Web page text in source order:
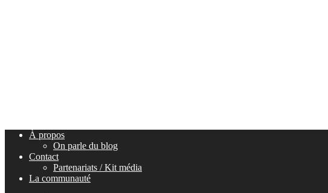
À propos
On parle du blog
Contact
Partenariats / Kit média
La communauté